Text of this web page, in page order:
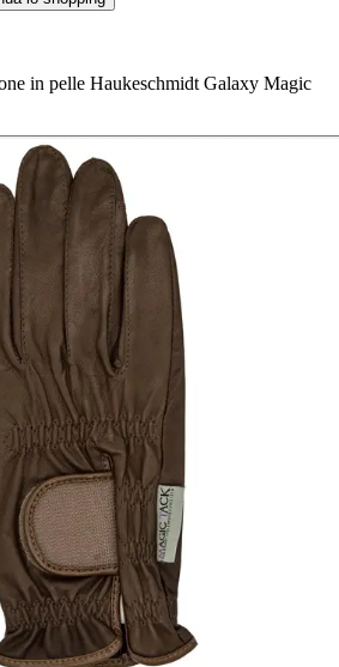
in pelle Haukeschmidt Galaxy Magic